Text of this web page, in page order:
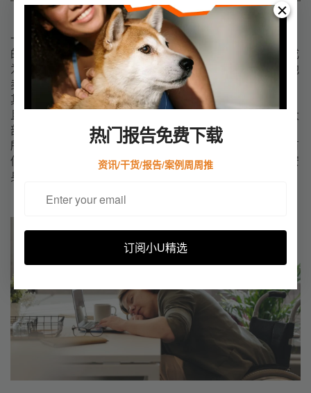
热门报告免费下载
资讯/干货/报告/案例周周推
订阅小U精选
（图片来源网络）
一个经典故事如是说：十年前有位卖家把自己在北京120平
的三室一厅卖了，开始创业。十年之后，他创业成功了，成
为了千万富翁。历经十年，他终于买的起之前北京那套被他
卖掉的120平三室一厅了。
其实大部分卖家都是不赞成“卖房做亚马逊”的方式，不理智
且风险极大。不可否认有卖家卖房后成功创业的情况，但大
部分还是搭进去卖房的钱，亏个一塌糊涂。
所以小斑想劝诫所有有这个想法的卖家：亚马逊其实并没有
你想象中的那么挣钱，做起来绝不简单，不要轻易拿出你安
身立命的最后一张底牌。